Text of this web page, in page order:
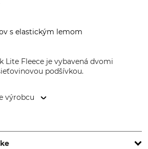
s elastickým lemom
Lite Fleece je vybavená dvomi
podšívkou.
výrobcu